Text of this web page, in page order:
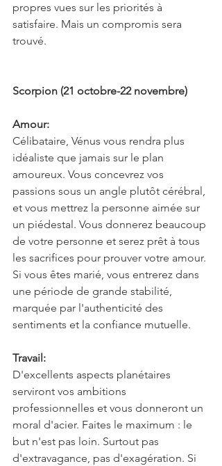
propres vues sur les priorités à
satisfaire. Mais un compromis sera
trouvé.
Scorpion (21 octobre-22 novembre)
Amour:
Célibataire, Vénus vous rendra plus
idéaliste que jamais sur le plan
amoureux. Vous concevrez vos
passions sous un angle plutôt cérébral,
et vous mettrez la personne aimée sur
un piédestal. Vous donnerez beaucoup
de votre personne et serez prêt à tous
les sacrifices pour prouver votre amour.
Si vous êtes marié, vous entrerez dans
une période de grande stabilité,
marquée par l'authenticité des
sentiments et la confiance mutuelle.
Travail:
D'excellents aspects planétaires
serviront vos ambitions
professionnelles et vous donneront un
moral d'acier. Faites le maximum : le
but n'est pas loin. Surtout pas
d'extravagance, pas d'exagération. Si